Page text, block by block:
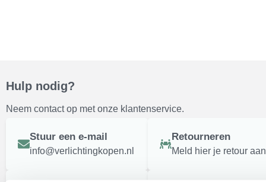
Hulp nodig?
Neem contact op met onze klantenservice.
Stuur een e-mail
info@verlichtingkopen.nl
Retourneren
Meld hier je retour aan